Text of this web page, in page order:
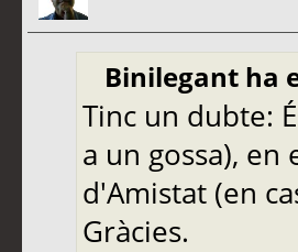
Binilegant ha
Tinc un dubte:
a un gossa),
d'Amistat (en
Gràcies.